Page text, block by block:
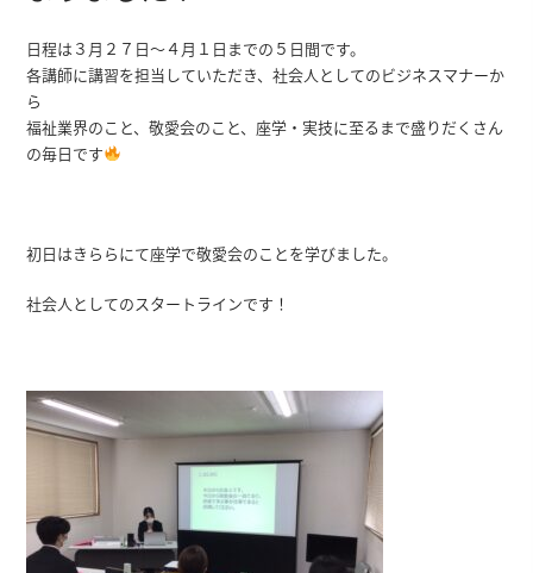
日程は３月２７日～４月１日までの５日間です。
各講師に講習を担当していただき、社会人としてのビジネスマナーか
ら
福祉業界のこと、敬愛会のこと、座学・実技に至るまで盛りだくさん
の毎日です
初日はきららにて座学で敬愛会のことを学びました。
社会人としてのスタートラインです！